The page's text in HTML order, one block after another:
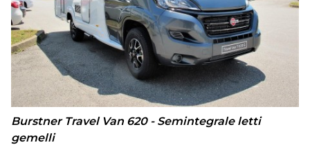
Burstner Travel Van 620 - Semintegrale letti
gemelli